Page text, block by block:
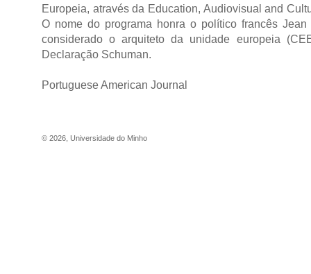
Europeia, através da Education, Audiovisual and
O nome do programa honra o político francês Jean
considerado o arquiteto da unidade europeia
Declaração Schuman.
Portuguese American Journal
© 2026 Universidade do Minho